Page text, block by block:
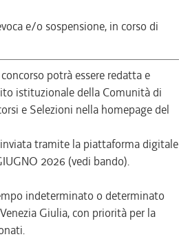
e/o sospensione, in corso di
potrà essere redatta e
istituzionale della Comunità di
e Selezioni nella homepage del
tramite la piattaforma digitale
2026 (vedi bando).
indeterminato o determinato
Giulia, con priorità per la